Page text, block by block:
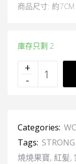
商品尺寸: 約7CM
庫存只剩 2
Categories:
Tags:
燒燒果寶, 紅髪,